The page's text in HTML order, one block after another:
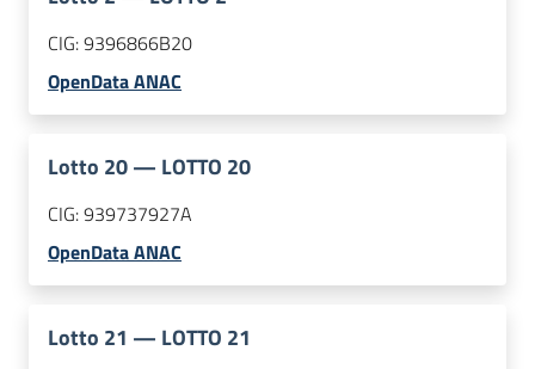
CIG:9396866B20
OpenData ANAC
Lotto 20— LOTTO 20
CIG:939737927A
OpenData ANAC
Lotto 21 — LOTTO 21